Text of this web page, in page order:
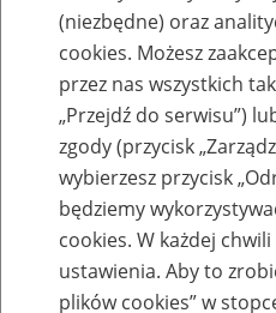
Komunikaty
Komunikat Prezesa
Społecznych z dnia
(niezbędne) oraz
cookies. Możesz
przez nas wszystkich
„Przejdź do serwisu”)
zgody (przycisk
wybierzesz przycisk
będziemy
cookies. W każdej
ustawienia. Aby to
plików cookies” w